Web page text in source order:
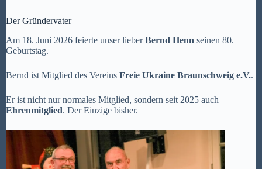
Der Gründervater
Am 18. Juni 2026 feierte unser lieberBernd Henn seinen 80.
Geburtstag.
Bernd ist Mitglied des Vereins Freie Ukraine Braunschweig e.V..
Er ist nicht nur normales Mitglied, sondern seit 2025 auch
Ehrenmitglied. Der Einzige bisher.